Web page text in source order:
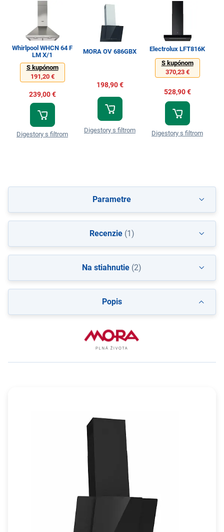
Whirlpool WHCN 64 F
LM X/1
S kupónom
191,20 €
239,00 €
Digestory s filtrom
MORA OV 686GBX
198,90 €
Digestory s filtrom
Electrolux LFT816K
S kupónom
370,23 €
528,90 €
Digestory s filtrom
Popis
Parametre
Recenzie(1)
Na stiahnutie (2)